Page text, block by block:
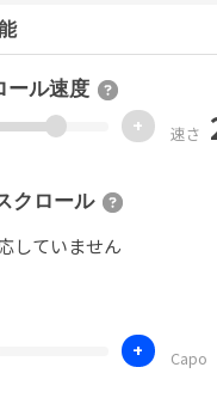
ール速度
+ 速さ
クロール
していません
+ Capo